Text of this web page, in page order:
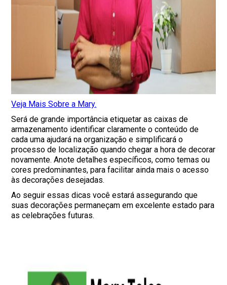
Veja Mais Sobre a Mary.
Será de grande importância etiquetar as caixas de
armazenamento identificar claramente o conteúdo de
cada uma ajudará na organização e simplificará o
processo de localização quando chegar a hora de decorar
novamente. Anote detalhes específicos, como temas ou
cores predominantes, para facilitar ainda mais o acesso
às decorações desejadas.
Ao seguir essas dicas você estará assegurando que
suas decorações permaneçam em excelente estado para
as celebrações futuras.